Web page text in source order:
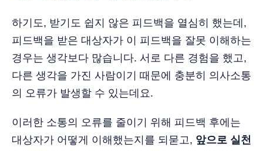
하기도, 받기도 쉽지 않은 피드백을 열심히 했는데,
피드백을 받은 대상자가 이 피드백을 잘못 이해하는
경우는 생각보다 많습니다. 서로 다른 경험을 했고,
다른 생각을 가진 사람이기 때문에 충분히 의사소통
의 오류가 발생할 수 있는데요.
이러한 소통의 오류를 줄이기 위해 피드백 후에는
대상자가 어떻게 이해했는지를 되묻고, 앞으로 실천